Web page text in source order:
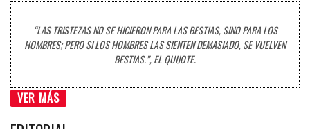
“LAS TRISTEZAS NO SE HICIERON PARA LAS BESTIAS, SINO PARA LOS
HOMBRES; PERO SI LOS HOMBRES LAS SIENTEN DEMASIADO, SE VUELVEN
BESTIAS.”, EL QUIJOTE.
VER MÁS